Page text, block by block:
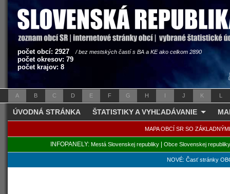
počet obcí: 2927 / bez mestských častí s BA a KE ako celkom 2890
počet okresov: 79
počet krajov: 8
A B C D E F G H I J K L
ÚVODNÁ STRÁNKA ŠTATISTIKY A VYHĽADÁVANIE
MAPA OBCÍ SR SO
INFOPANELY: Mestá Slovenskej republiky| Obce Slovenskej republiky
NOVÉ: Časť stránky